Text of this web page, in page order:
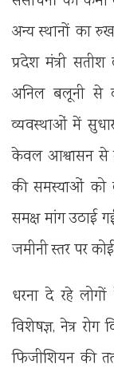
अन्य स्थानों का
प्रदेश मंत्री
अनिल बलूनी से
व्यवस्थाओं में
केवल आश्वासन से
की समस्याओं को
समक्ष मांग उठाई
जमीनी स्तर पर
धरना दे रहे लोगों
विशेषज्ञ, नेत्र रोग
फिजीशियन की